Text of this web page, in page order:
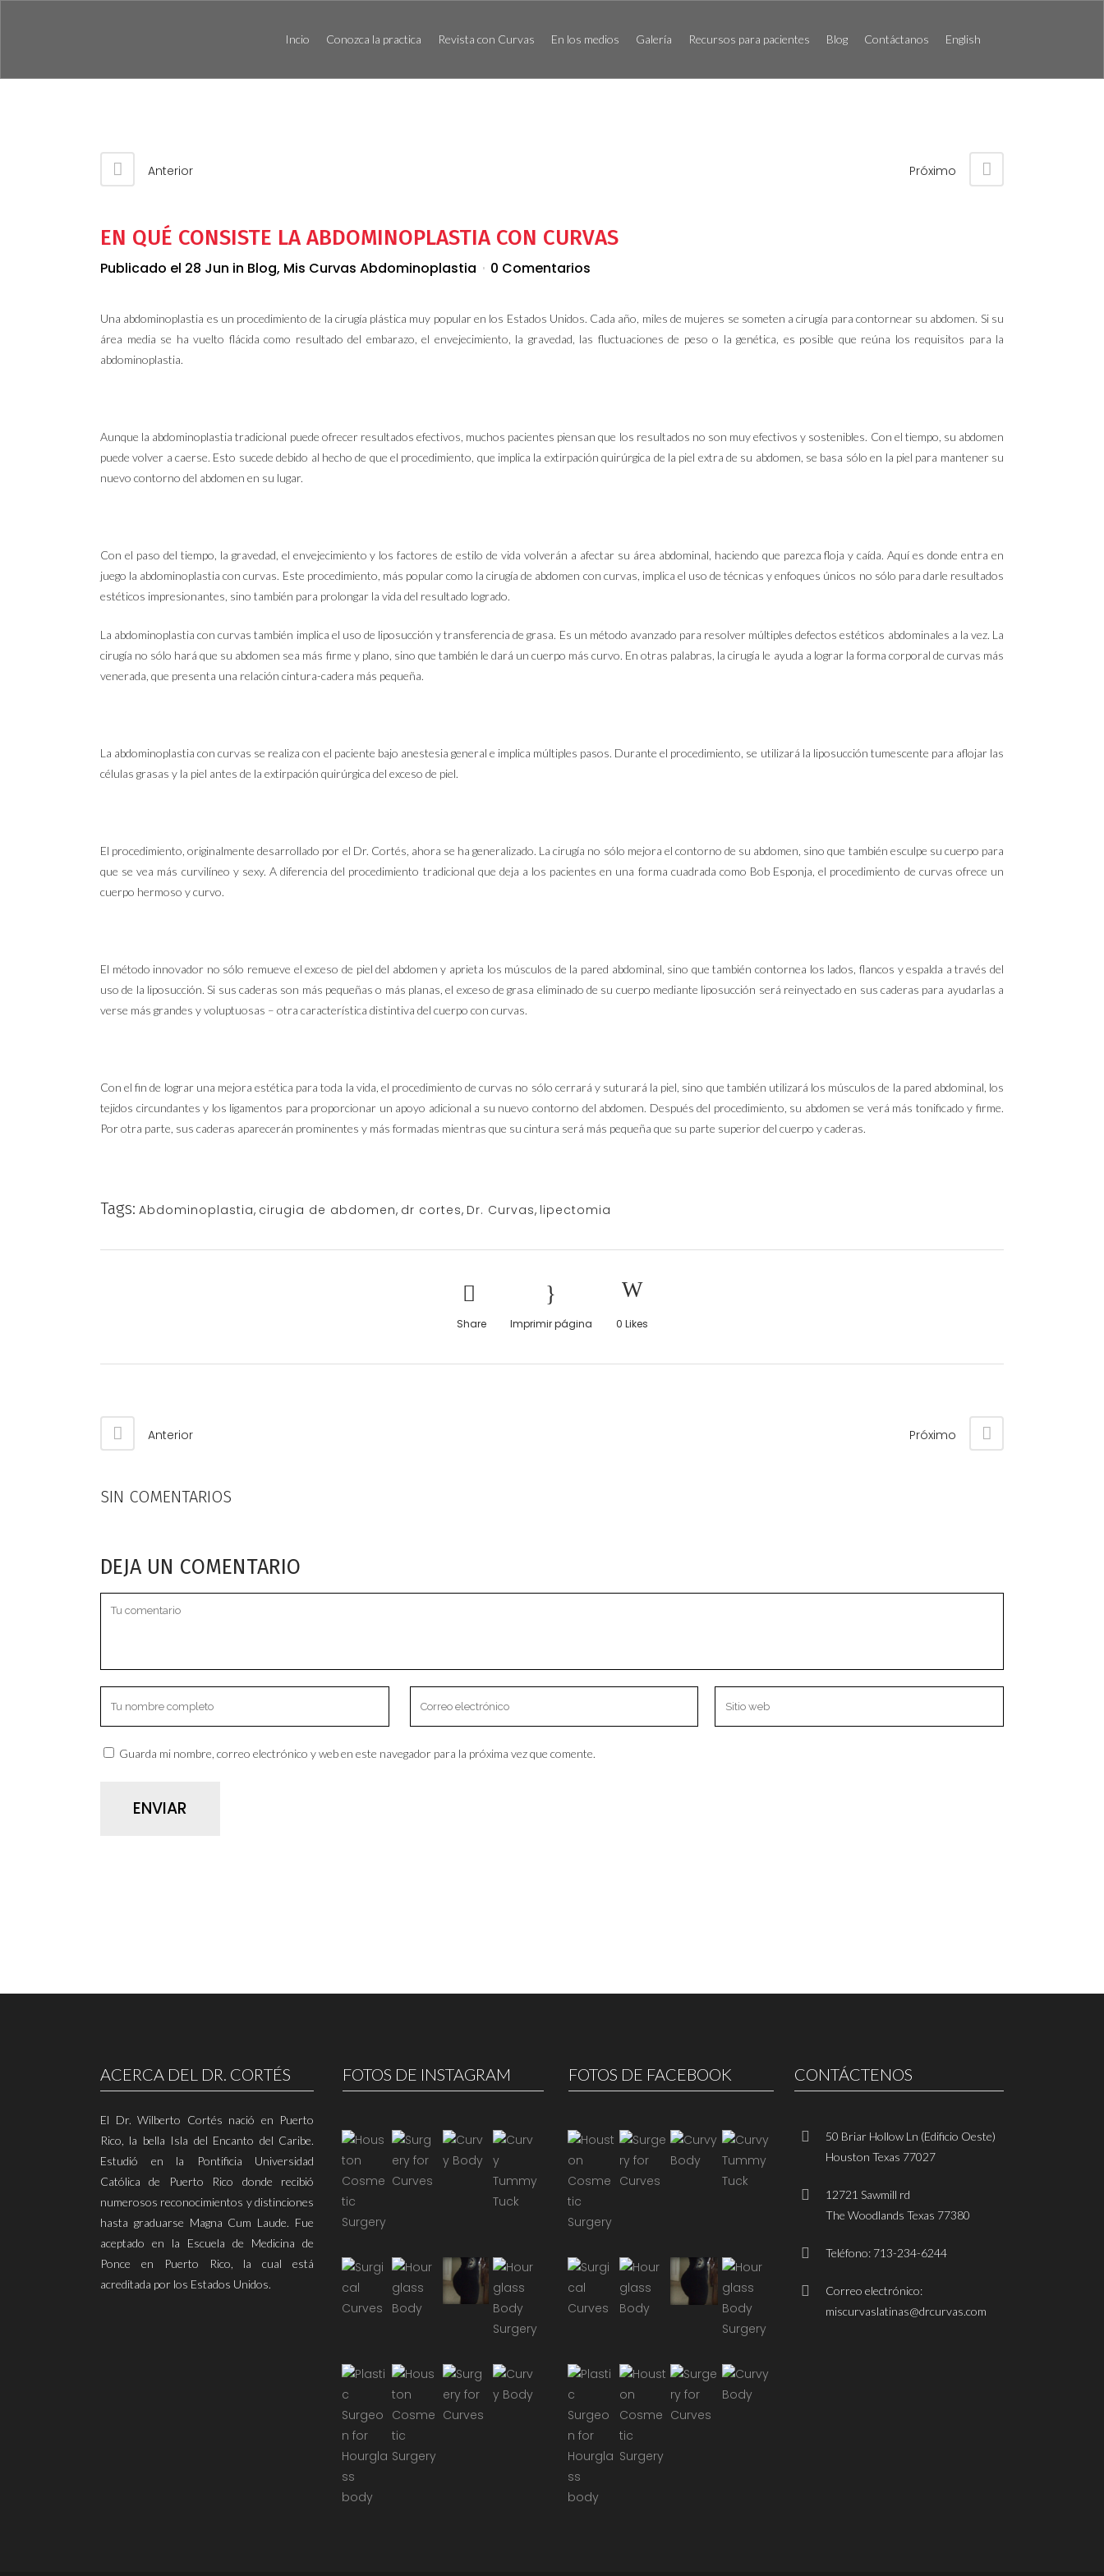
Incio Conozca la practica Revista con Curvas En los medios Galería Recursos para pacientes Blog Contáctanos English
Anterior Próximo
EN QUÉ CONSISTE LA ABDOMINOPLASTIA CON CURVAS
Publicado el 28 Jun in Blog, Mis Curvas Abdominoplastia 0 Comentarios
Una abdominoplastia es un procedimiento de la cirugía plástica muy popular en los Estados Unidos. Cada año, miles de mujeres se someten a cirugía para contornear su abdomen. Si su
área media se ha vuelto flácida como resultado del embarazo, el envejecimiento, la gravedad, las fluctuaciones de peso o la genética, es posible que reúna los requisitos para la
abdominoplastia.
Aunque la abdominoplastia tradicional puede ofrecer resultados efectivos, muchos pacientes piensan que los resultados no son muy efectivos y sostenibles. Con el tiempo, su abdomen
puede volver a caerse. Esto sucede debido al hecho de que el procedimiento, que implica la extirpación quirúrgica de la piel extra de su abdomen, se basa sólo en la piel para mantener su
nuevo contorno del abdomen en su lugar.
Con el paso del tiempo, la gravedad, el envejecimiento y los factores de estilo de vida volverán a afectar su área abdominal, haciendo que parezca floja y caída. Aquí es donde entra en
juego la abdominoplastia con curvas. Este procedimiento, más popular como la cirugía de abdomen con curvas, implica el uso de técnicas y enfoques únicos no sólo para darle resultados
estéticos impresionantes, sino también para prolongar la vida del resultado logrado.
La abdominoplastia con curvas también implica el uso de liposucción y transferencia de grasa. Es un método avanzado para resolver múltiples defectos estéticos abdominales a la vez. La
cirugía no sólo hará que su abdomen sea más firme y plano, sino que también le dará un cuerpo más curvo. En otras palabras, la cirugía le ayuda a lograr la forma corporal de curvas más
venerada, que presenta una relación cintura-cadera más pequeña.
La abdominoplastia con curvas se realiza con el paciente bajo anestesia general e implica múltiples pasos. Durante el procedimiento, se utilizará la liposucción tumescente para aflojar las
células grasas y la piel antes de la extirpación quirúrgica del exceso de piel.
El procedimiento, originalmente desarrollado por el Dr. Cortés, ahora se ha generalizado. La cirugía no sólo mejora el contorno de su abdomen, sino que también esculpe su cuerpo para
que se vea más curvilíneo y sexy. A diferencia del procedimiento tradicional que deja a los pacientes en una forma cuadrada como Bob Esponja, el procedimiento de curvas ofrece un
cuerpo hermoso y curvo.
El método innovador no sólo remueve el exceso de piel del abdomen y aprieta los músculos de la pared abdominal, sino que también contornea los lados, flancos y espalda a través del
uso de la liposucción. Si sus caderas son más pequeñas o más planas, el exceso de grasa eliminado de su cuerpo mediante liposucción será reinyectado en sus caderas para ayudarlas a
verse más grandes y voluptuosas – otra característica distintiva del cuerpo con curvas.
Con el fin de lograr una mejora estética para toda la vida, el procedimiento de curvas no sólo cerrará y suturará la piel, sino que también utilizará los músculos de la pared abdominal, los
tejidos circundantes y los ligamentos para proporcionar un apoyo adicional a su nuevo contorno del abdomen. Después del procedimiento, su abdomen se verá más tonificado y firme.
Por otra parte, sus caderas aparecerán prominentes y más formadas mientras que su cintura será más pequeña que su parte superior del cuerpo y caderas.
Tags: Abdominoplastia, cirugia de abdomen, dr cortes, Dr. Curvas, lipectomia
Share Imprimir página 0 Likes
Anterior Próximo
SIN COMENTARIOS
DEJA UN COMENTARIO
Guarda mi nombre, correo electrónico y web en este navegador para la próxima vez que comente.
ACERCA DEL DR. CORTÉS
El Dr. Wilberto Cortés nació en Puerto
Rico, la bella Isla del Encanto del Caribe.
Estudió en la Pontificia Universidad
Católica de Puerto Rico donde recibió
numerosos reconocimientos y distinciones
hasta graduarse Magna Cum Laude. Fue
aceptado en la Escuela de Medicina de
Ponce en Puerto Rico, la cual está
acreditada por los Estados Unidos.
FOTOS DE INSTAGRAM FOTOS DE FACEBOOK CONTÁCTENOS
50 Briar Hollow Ln (Edificio Oeste)
Houston Texas 77027
12721 Sawmill rd
The Woodlands Texas 77380
Teléfono: 713-234-6244
Correo electrónico:
miscurvaslatinas@drcurvas.com